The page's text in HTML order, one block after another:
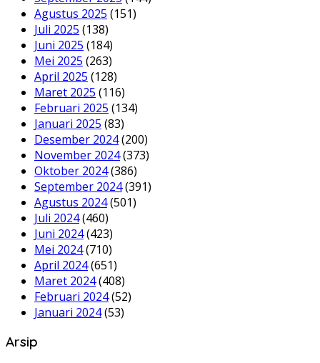
Agustus 2025 (151)
Juli 2025 (138)
Juni 2025 (184)
Mei 2025 (263)
April 2025 (128)
Maret 2025 (116)
Februari 2025 (134)
Januari 2025 (83)
Desember 2024(200)
November 2024(373)
Oktober 2024(386)
September 2024(391)
Agustus 2024(501)
Juli 2024(460)
Juni 2024(423)
Mei 2024(710)
April 2024(651)
Maret 2024(408)
Februari 2024(52)
Januari 2024(53)
Arsip